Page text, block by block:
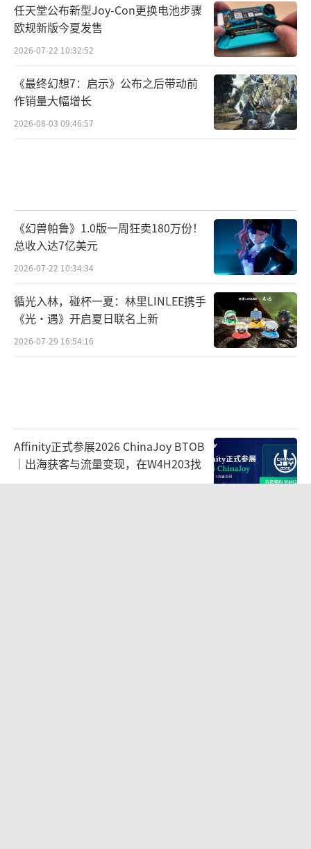
任天堂公布新型Joy-Con更换电池步骤
欧规新版今夏发售
2026-07-22 10:32:52
《最终幻想7：启示》公布之后带动前
作销量大幅增长
2026-08-03 09:46:57
《幻兽帕鲁》1.0版一周狂卖180万份！
总收入达7亿美元
2026-07-22 10:34:34
循光入林，碰杯一夏：林里LINLEE携手
《光·遇》开启夏日联名上新
2026-07-29 16:54:16
Affinity正式参展2026 ChinaJoy BTOB
｜出海获客与流量变现，在W4H203找
2026-07-30 10:49:33